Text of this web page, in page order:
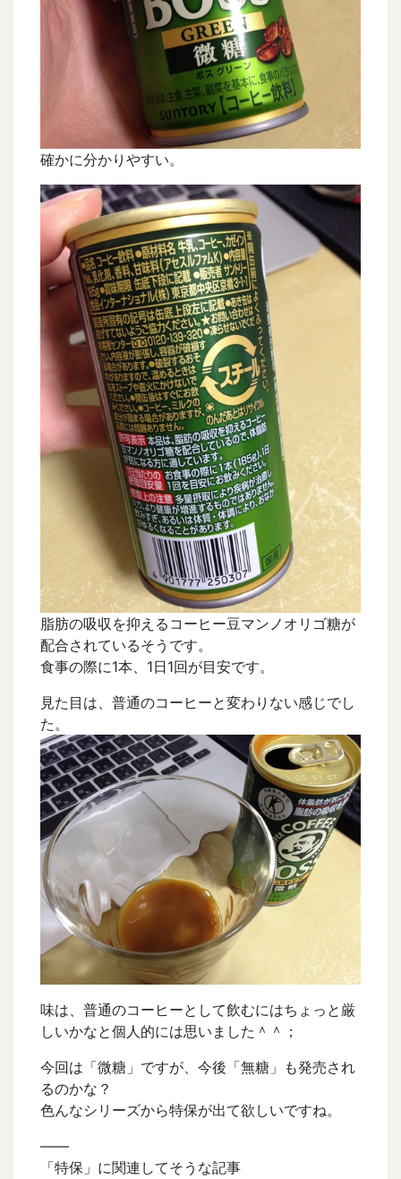
確かに分かりやすい。
脂肪の吸収を抑えるコーヒー豆マンノオリゴ糖が
配合されているそうです。
食事の際に1本、1日1回が目安です。
見た目は、普通のコーヒーと変わりない感じでし
た。
味は、普通のコーヒーとして飲むにはちょっと厳
しいかなと個人的には思いました＾＾；
今回は「微糖」ですが、今後「無糖」も発売され
るのかな？
色んなシリーズから特保が出て欲しいですね。
——
「特保」に関連してそうな記事